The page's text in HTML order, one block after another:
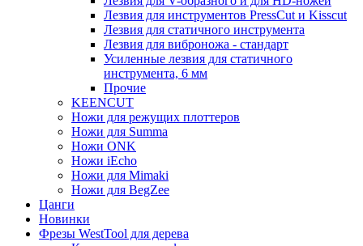
Лезвия для инструментов PressCut и Kisscut
Лезвия для статичного инструмента
Лезвия для виброножа - стандарт
Усиленные лезвия для статичного
инструмента, 6 мм
Прочие
KEENCUT
Ножи для режущих плоттеров
Ножи для Summa
Ножи ONK
Ножи iEcho
Ножи для Mimaki
Ножи для BegZee
Цанги
Новинки
Фрезы WestTool для дерева